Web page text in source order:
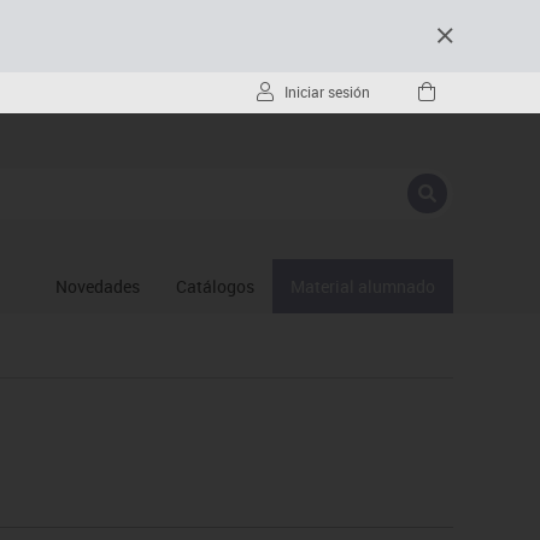
Iniciar sesión
Novedades Catálogos